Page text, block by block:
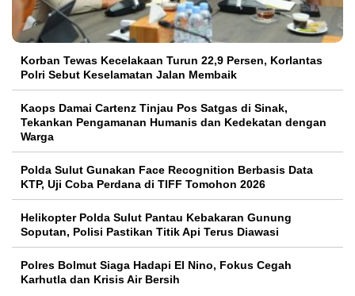
Korban Tewas Kecelakaan Turun 22,9 Persen, Korlantas
Polri Sebut Keselamatan Jalan Membaik
Kaops Damai Cartenz Tinjau Pos Satgas di Sinak,
Tekankan Pengamanan Humanis dan Kedekatan dengan
Warga
Polda Sulut Gunakan Face Recognition Berbasis Data
KTP, Uji Coba Perdana di TIFF Tomohon 2026
Helikopter Polda Sulut Pantau Kebakaran Gunung
Soputan, Polisi Pastikan Titik Api Terus Diawasi
Polres Bolmut Siaga Hadapi El Nino, Fokus Cegah
Karhutla dan Krisis Air Bersih